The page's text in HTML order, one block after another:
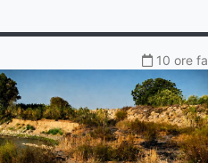
10 ore fa